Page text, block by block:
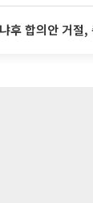
의안 거절, 총선 앞두